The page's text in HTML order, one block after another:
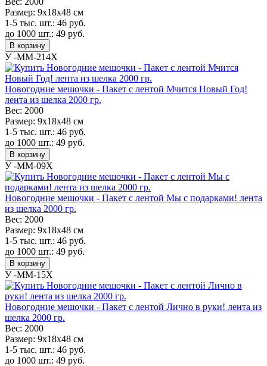
Размер: 9х18х48 см
1-5 тыс. шт.: 46 руб.
до 1000 шт.: 49 руб.
В корзину
У -MM-214X
Новогодние мешочки - Пакет с лентой Мчится Новый Год!
лента из шелка 2000 гр.
Вес: 2000
Размер: 9х18х48 см
1-5 тыс. шт.: 46 руб.
до 1000 шт.: 49 руб.
В корзину
У -MM-09X
Новогодние мешочки - Пакет с лентой Мы с подарками! лента
из шелка 2000 гр.
Вес: 2000
Размер: 9х18х48 см
1-5 тыс. шт.: 46 руб.
до 1000 шт.: 49 руб.
В корзину
У -MM-15X
Новогодние мешочки - Пакет с лентой Лично в руки! лента из
шелка 2000 гр.
Вес: 2000
Размер: 9х18х48 см
1-5 тыс. шт.: 46 руб.
до 1000 шт.: 49 руб.